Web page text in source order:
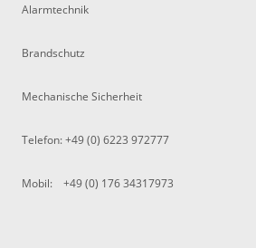
Alarmtechnik
Brandschutz
Mechanische Sicherheit
Telefon: +49 (0) 6223 972777
Mobil: +49 (0) 176 34317973